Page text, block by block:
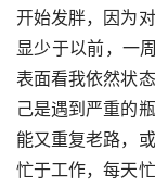
开始发胖，因为
显少于以前，一
表面看我依然状
己是遇到严重的
能又重复老路，
忙于工作，每天